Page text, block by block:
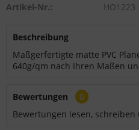
Artikel-Nr.: HO1223
Beschreibung
Maßgerfertigte matte PVC
640g/qm nach Ihren Maßen
Bewertungen
0
Bewertungen lesen,